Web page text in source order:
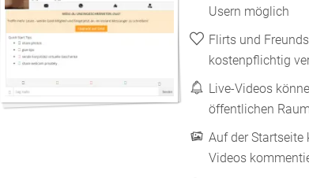
Usern möglich
Flirts und
kostenpflichtig
Live-Videos
öffentlichen
Auf der Startseite
Videos